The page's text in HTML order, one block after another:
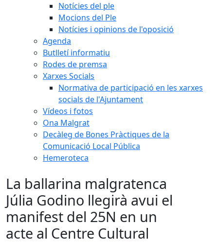
Notícies del ple
Mocions del Ple
Notícies i opinions de l'oposició
Agenda
Butlletí informatiu
Rodes de premsa
Xarxes Socials
Normativa de participació en les xarxes
socials de l'Ajuntament
Vídeos i fotos
Ona Malgrat
Decàleg de Bones Pràctiques de la
Comunicació Local Pública
Hemeroteca
La ballarina malgratenca
Júlia Godino llegirà avui el
manifest del 25N en un
acte al Centre Cultural